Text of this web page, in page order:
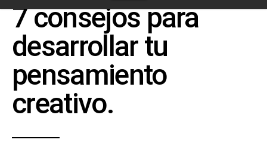
7 consejos para
desarrollar tu
pensamiento
creativo.